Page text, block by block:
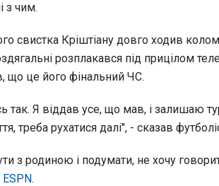
з чим.
свистка Кріштіану довго ходив
розплакався під прицілом
що це його фінальний ЧС.
так. Я віддав усе, що мав, і залишаю
треба рухатися далі", - сказав
з родиною і подумати, не хочу
ESPN.